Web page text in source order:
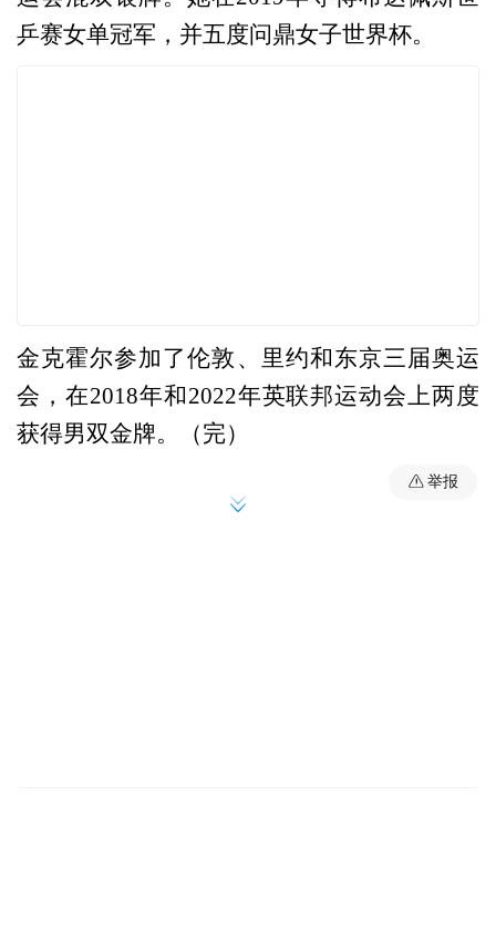
乒赛女单冠军，并五度问鼎女子世界杯。
金克霍尔参加了伦敦、里约和东京三届奥运
会，在2018年和2022年英联邦运动会上两度
获得男双金牌。（完）
举报